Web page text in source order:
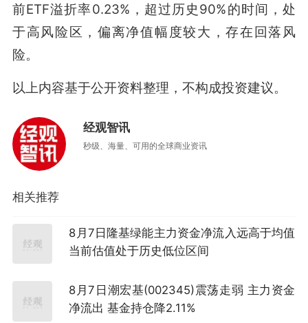
前ETF溢折率0.23%，超过历史90%的时间，处
于高风险区，偏离净值幅度较大，存在回落风
险。
以上内容基于公开资料整理，不构成投资建议。
经观智讯
秒级、海量、可用的全球商业资讯
相关推荐
8月7日隆基绿能主力资金净流入远高于均值
当前估值处于历史低位区间
8月7日潮宏基(002345)震荡走弱 主力资金
净流出 基金持仓降2.11%